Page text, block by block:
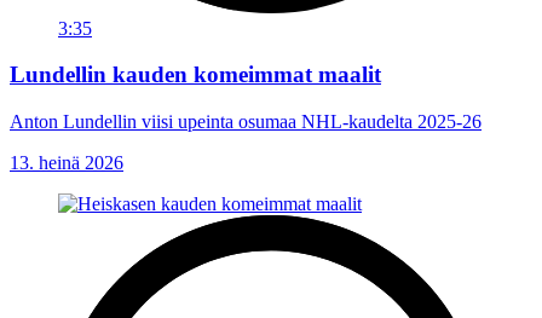
3:35
Lundellin kauden komeimmat maalit
Anton Lundellin viisi upeinta osumaa NHL-kaudelta 2025-26
13. heinä 2026